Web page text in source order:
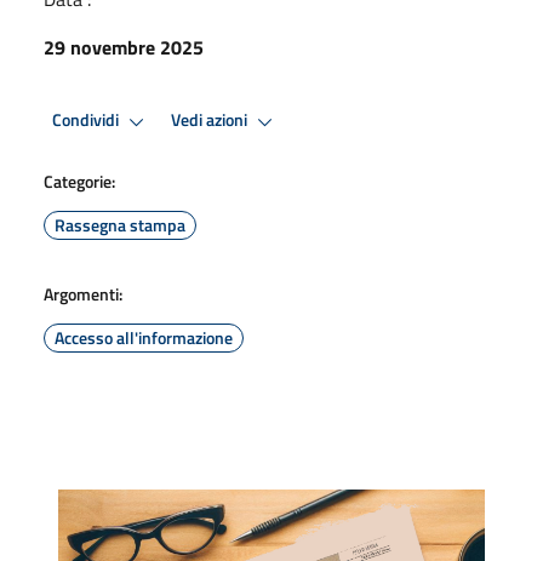
29 novembre 2025
Condividi Vedi azioni
Categorie:
Rassegna stampa
Argomenti:
Accesso all'informazione